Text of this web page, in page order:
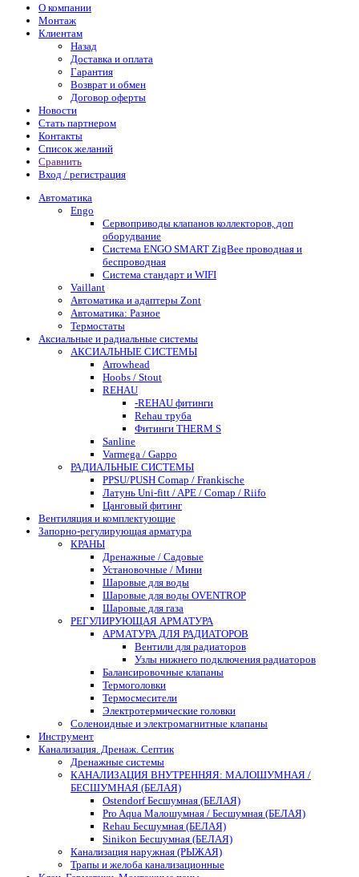
О компании
Монтаж
Клиентам
Назад
Доставка и оплата
Гарантия
Возврат и обмен
Договор оферты
Новости
Стать партнером
Контакты
Список желаний
Сравнить
Вход / регистрация
Автоматика
Engo
Сервоприводы клапанов коллекторов, доп
оборудвание
Система ENGO SMART ZigBee проводная и
беспроводная
Система стандарт и WIFI
Vaillant
Автоматика и адаптеры Zont
Автоматика: Разное
Термостаты
Аксиальные и радиальные системы
АКСИАЛЬНЫЕ СИСТЕМЫ
Arrowhead
Hoobs / Stout
REHAU
-REHAU фитинги
Rehau труба
Фитинги THERM S
Sanline
Varmega / Gappo
РАДИАЛЬНЫЕ СИСТЕМЫ
PPSU/PUSH Comap / Frankische
Латунь Uni-fitt / APE / Comap / Riifo
Цанговый фитинг
Вентиляция и комплектующие
Запорно-регулирующая арматура
КРАНЫ
Дренажные / Садовые
Установочные / Мини
Шаровые для воды
Шаровые для воды OVENTROP
Шаровые для газа
РЕГУЛИРУЮЩАЯ АРМАТУРА
АРМАТУРА ДЛЯ РАДИАТОРОВ
Вентили для радиаторов
Узлы нижнего подключения радиаторов
Балансировочные клапаны
Термоголовки
Термосмесители
Электротермические головки
Соленоидные и электромагнитные клапаны
Инструмент
Канализация. Дренаж. Септик
Дренажные системы
КАНАЛИЗАЦИЯ ВНУТРЕННЯЯ: МАЛОШУМНАЯ /
БЕСШУМНАЯ (БЕЛАЯ)
Ostendorf Бесшумная (БЕЛАЯ)
Pro Aqua Малошумная / Бесшумная (БЕЛАЯ)
Rehau Бесшумная (БЕЛАЯ)
Sinikon Бесшумная (БЕЛАЯ)
Канализация наружная (РЫЖАЯ)
Трапы и желоба канализационные